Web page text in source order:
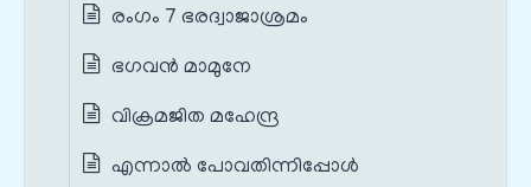
രംഗം 7 ഭരദ്വാജാശ്രമം
ഭഗവൻ മാമുനേ
വിക്രമജിത മഹേന്ദ്ര
എന്നാൽ പോവതിന്നിപ്പോൾ